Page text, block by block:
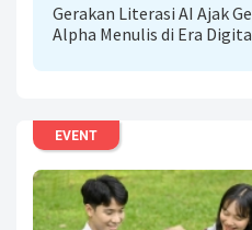
Gerakan Literasi AI Ajak
Alpha Menulis di Era
EVENT